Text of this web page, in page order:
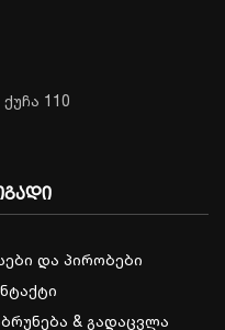
Ø 190 x 80 მმ
110
და პირობები
& გადაცვლა